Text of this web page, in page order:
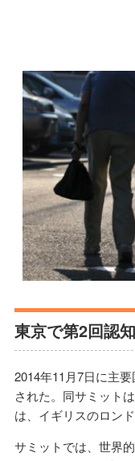
東京で第2回認
2014年11月7日に主
された。同サミット
は、イギリスのロン
サミットでは、世界